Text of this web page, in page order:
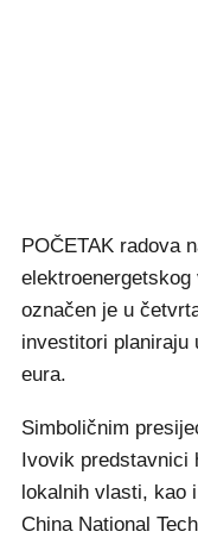
POČETAK radova
označen je u
investitori planiraju
eura.
Simboličnim
Ivovik predstavnici
lokalnih vlasti, kao
China National